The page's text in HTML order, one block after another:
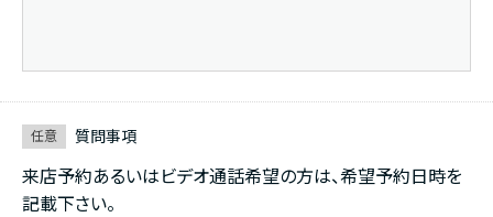
任意 質問事項
来店予約あるいはビデオ通話希望の方は、希望予約日時を
記載下さい。